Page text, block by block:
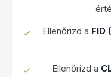
Ellenőrizd a FID
Ellenőrizd a